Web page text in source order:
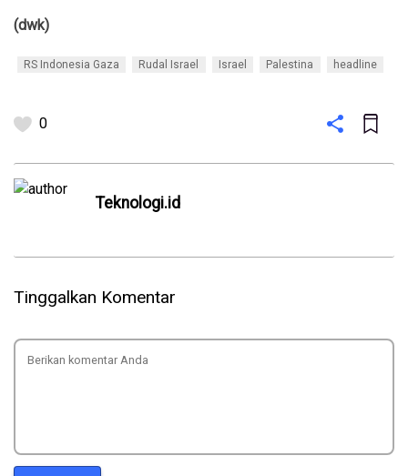
(dwk)
RS Indonesia Gaza Rudal Israel Israel Palestina headline
0
Teknologi.id
Tinggalkan Komentar